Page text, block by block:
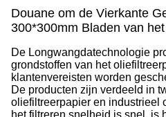
Douane om de Vierkante
300*300mm Bladen van
De Longwangdatechnologie
grondstoffen van het
klantenvereisten worden
De producten zijn verdeeld in
oliefiltreerpapier en industrieel
het filtreren snelheid is snel, is